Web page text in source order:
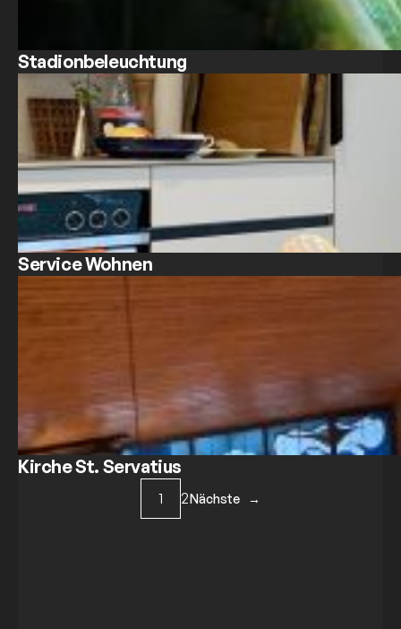
Stadionbeleuchtung
Service Wohnen
Kirche St. Servatius
1 2Nächste →